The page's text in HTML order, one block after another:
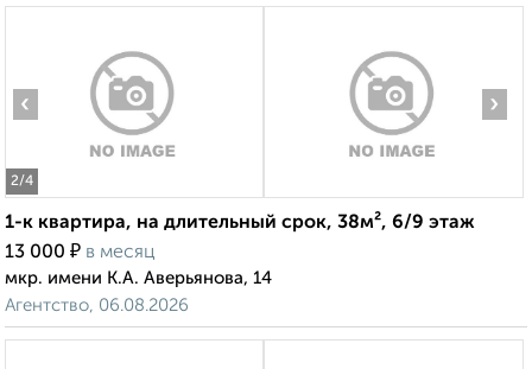
2/4
‹ ›
1-к квартира, на длительный срок, 38м², 6/9 этаж
13 000 ₽ в месяц
мкр. имени К.А. Аверьянова, 14
Агентство, 06.08.2026